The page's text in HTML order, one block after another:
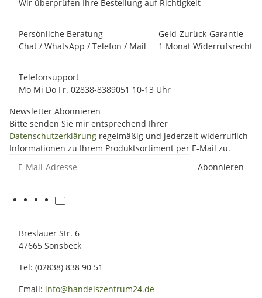
Wir überprüfen Ihre Bestellung auf Richtigkeit
Persönliche Beratung
Chat / WhatsApp / Telefon / Mail
Geld-Zurück-Garantie
1 Monat Widerrufsrecht
Telefonsupport
Mo Mi Do Fr. 02838-8389051 10-13 Uhr
Newsletter Abonnieren
Bitte senden Sie mir entsprechend Ihrer
Datenschutzerklärung regelmäßig und jederzeit widerruflich
Informationen zu Ihrem Produktsortiment per E-Mail zu.
Abonnieren
Breslauer Str. 6
47665 Sonsbeck
Tel: (02838) 838 90 51
Email: info@handelszentrum24.de